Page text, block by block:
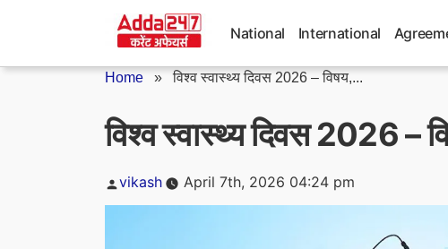
National International
Home »विश्व स्वास्थ्य दिवस 2026 – विषय,...
विश्व स्वास्थ्य दिवस 2026 –
Posted
vikash April 7th, 2026 04:24 pm